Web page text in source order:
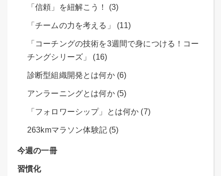
「信頼」を紐解こう！ (3)
「チームの力を考える」 (11)
「コーチングの技術を3週間で身につける！コー
チングシリーズ」 (16)
診断型組織開発とは何か (6)
アンラーニングとは何か (5)
「フォロワーシップ」とは何か (7)
263kmマラソン体験記 (5)
今週の一冊
習慣化